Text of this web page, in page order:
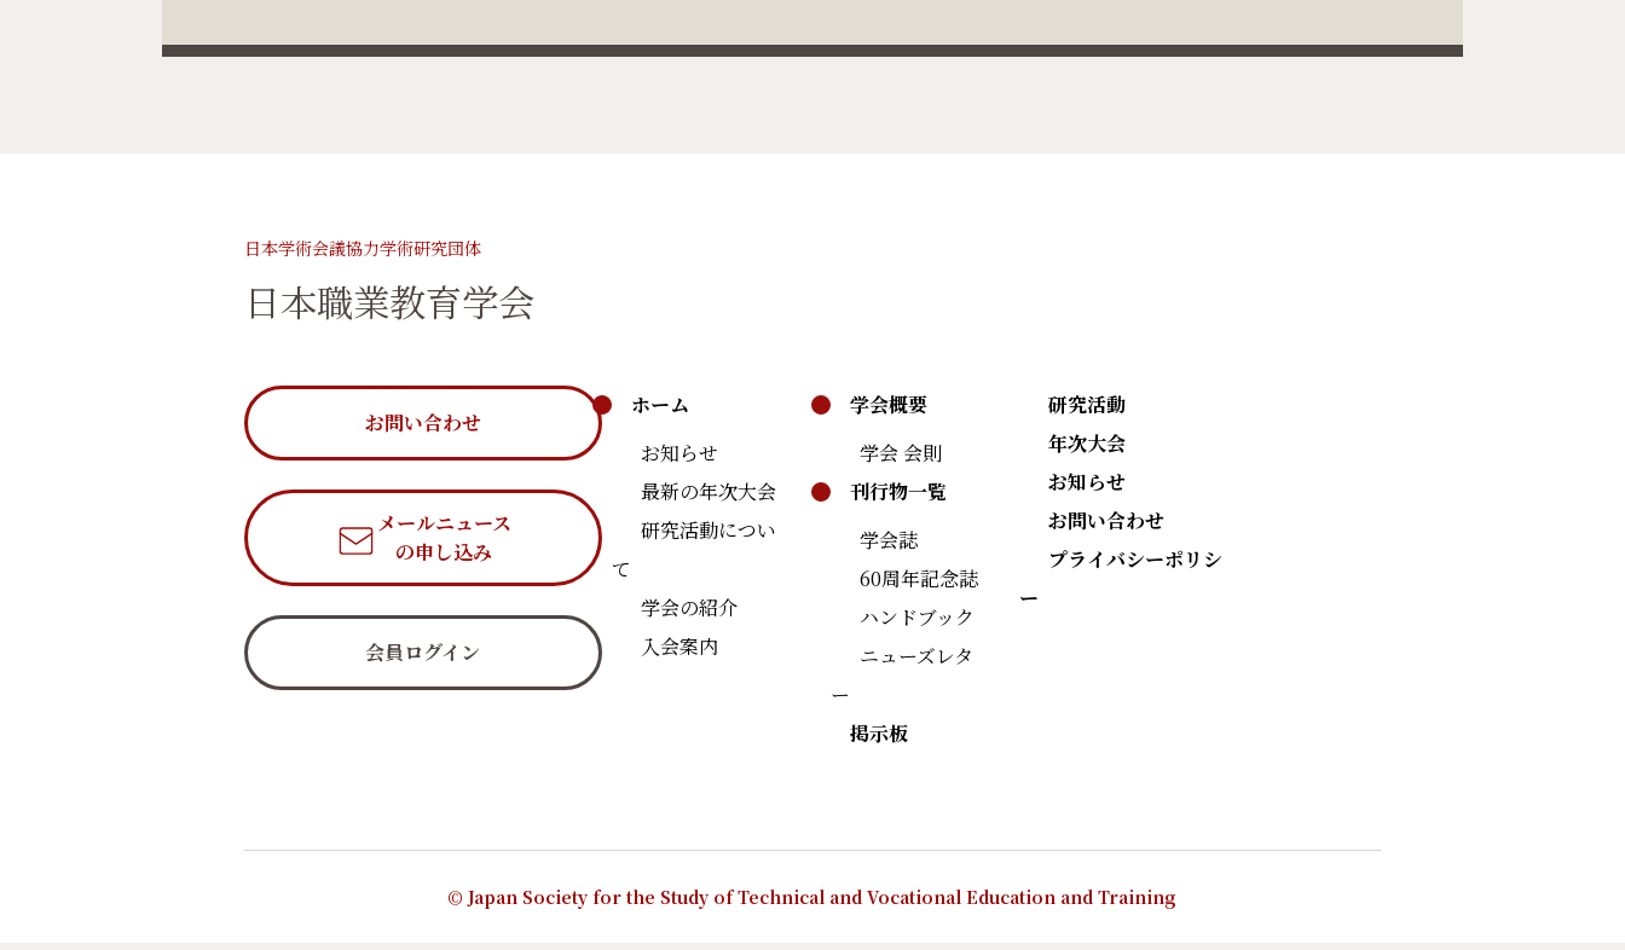
日本学術会議協力学術研究団体
日本職業教育学会
お問い合わせ
メールニュース
の申し込み
会員ログイン
ホーム
お知らせ
最新の年次大会
研究活動につい
て
学会の紹介
入会案内
学会概要
学会 会則
刊行物一覧
学会誌
60周年記念誌
ハンドブック
ニューズレタ
ー
掲示板
研究活動
年次大会
お知らせ
お問い合わせ
プライバシーポリシ
ー
© Japan Society for the Study of Technical and Vocational Education and Training